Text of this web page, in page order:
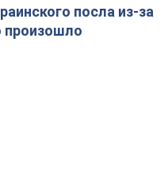
посла из-за
произошло